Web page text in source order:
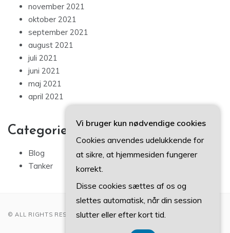
november 2021
oktober 2021
september 2021
august 2021
juli 2021
juni 2021
maj 2021
april 2021
Categories
Blog
Tanker
© ALL RIGHTS RESERVED 2022
Vi bruger kun nødvendige cookies
Cookies anvendes udelukkende for
at sikre, at hjemmesiden fungerer
korrekt.
Disse cookies sættes af os og
slettes automatisk, når din session
slutter eller efter kort tid.